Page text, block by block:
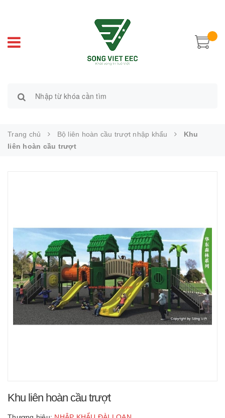
Trang chủ Bộ liên hoàn cầu trượt nhập khẩu
Khu
liên hoàn cầu trượt
Khu liên hoàn cầu trượt